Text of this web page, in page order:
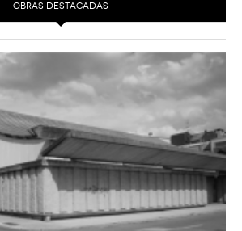
OBRAS DESTACADAS